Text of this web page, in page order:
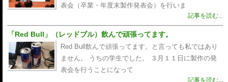
表会（卒業・年度末製作発表会）を行いま
記事を読む...
「Red Bull」（レッドブル）飲んで頑張ってます。
Red Bull飲んで頑張ってます。と言っても私ではあり
ません。 うちの学生でした。 ３月１１日に製作の発
表会を行うことになって
記事を読む...